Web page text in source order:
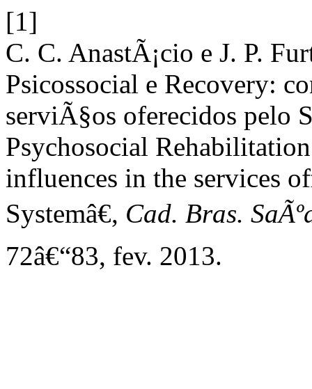
[1]
C. C. AnastÃ¡cio e J. P.
Psicossocial e Recovery:
serviÃ§os oferecidos pelo
Psychosocial
influences in the services
Systemâ€, Cad. Bras.
72â€“83, fev. 2013.